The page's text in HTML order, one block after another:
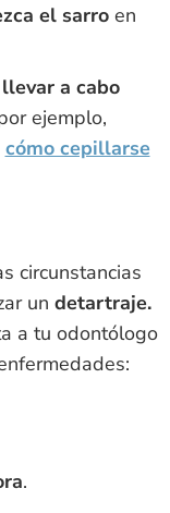
el sarro en
a cabo
ejemplo,
cómo cepillarse
circunstancias
un detartraje.
a tu odontólogo
.